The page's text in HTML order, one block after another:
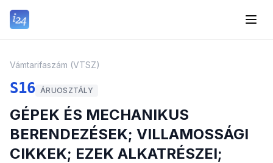
Vámtarifaszám (VTSZ)
S16 ÁRUOSZTÁLY
GÉPEK ÉS MECHANIKUS
BERENDEZÉSEK; VILLAMOSSÁGI
CIKKEK; EZEK ALKATRÉSZEI;